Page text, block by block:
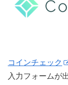
コインチェック
入力フォームが